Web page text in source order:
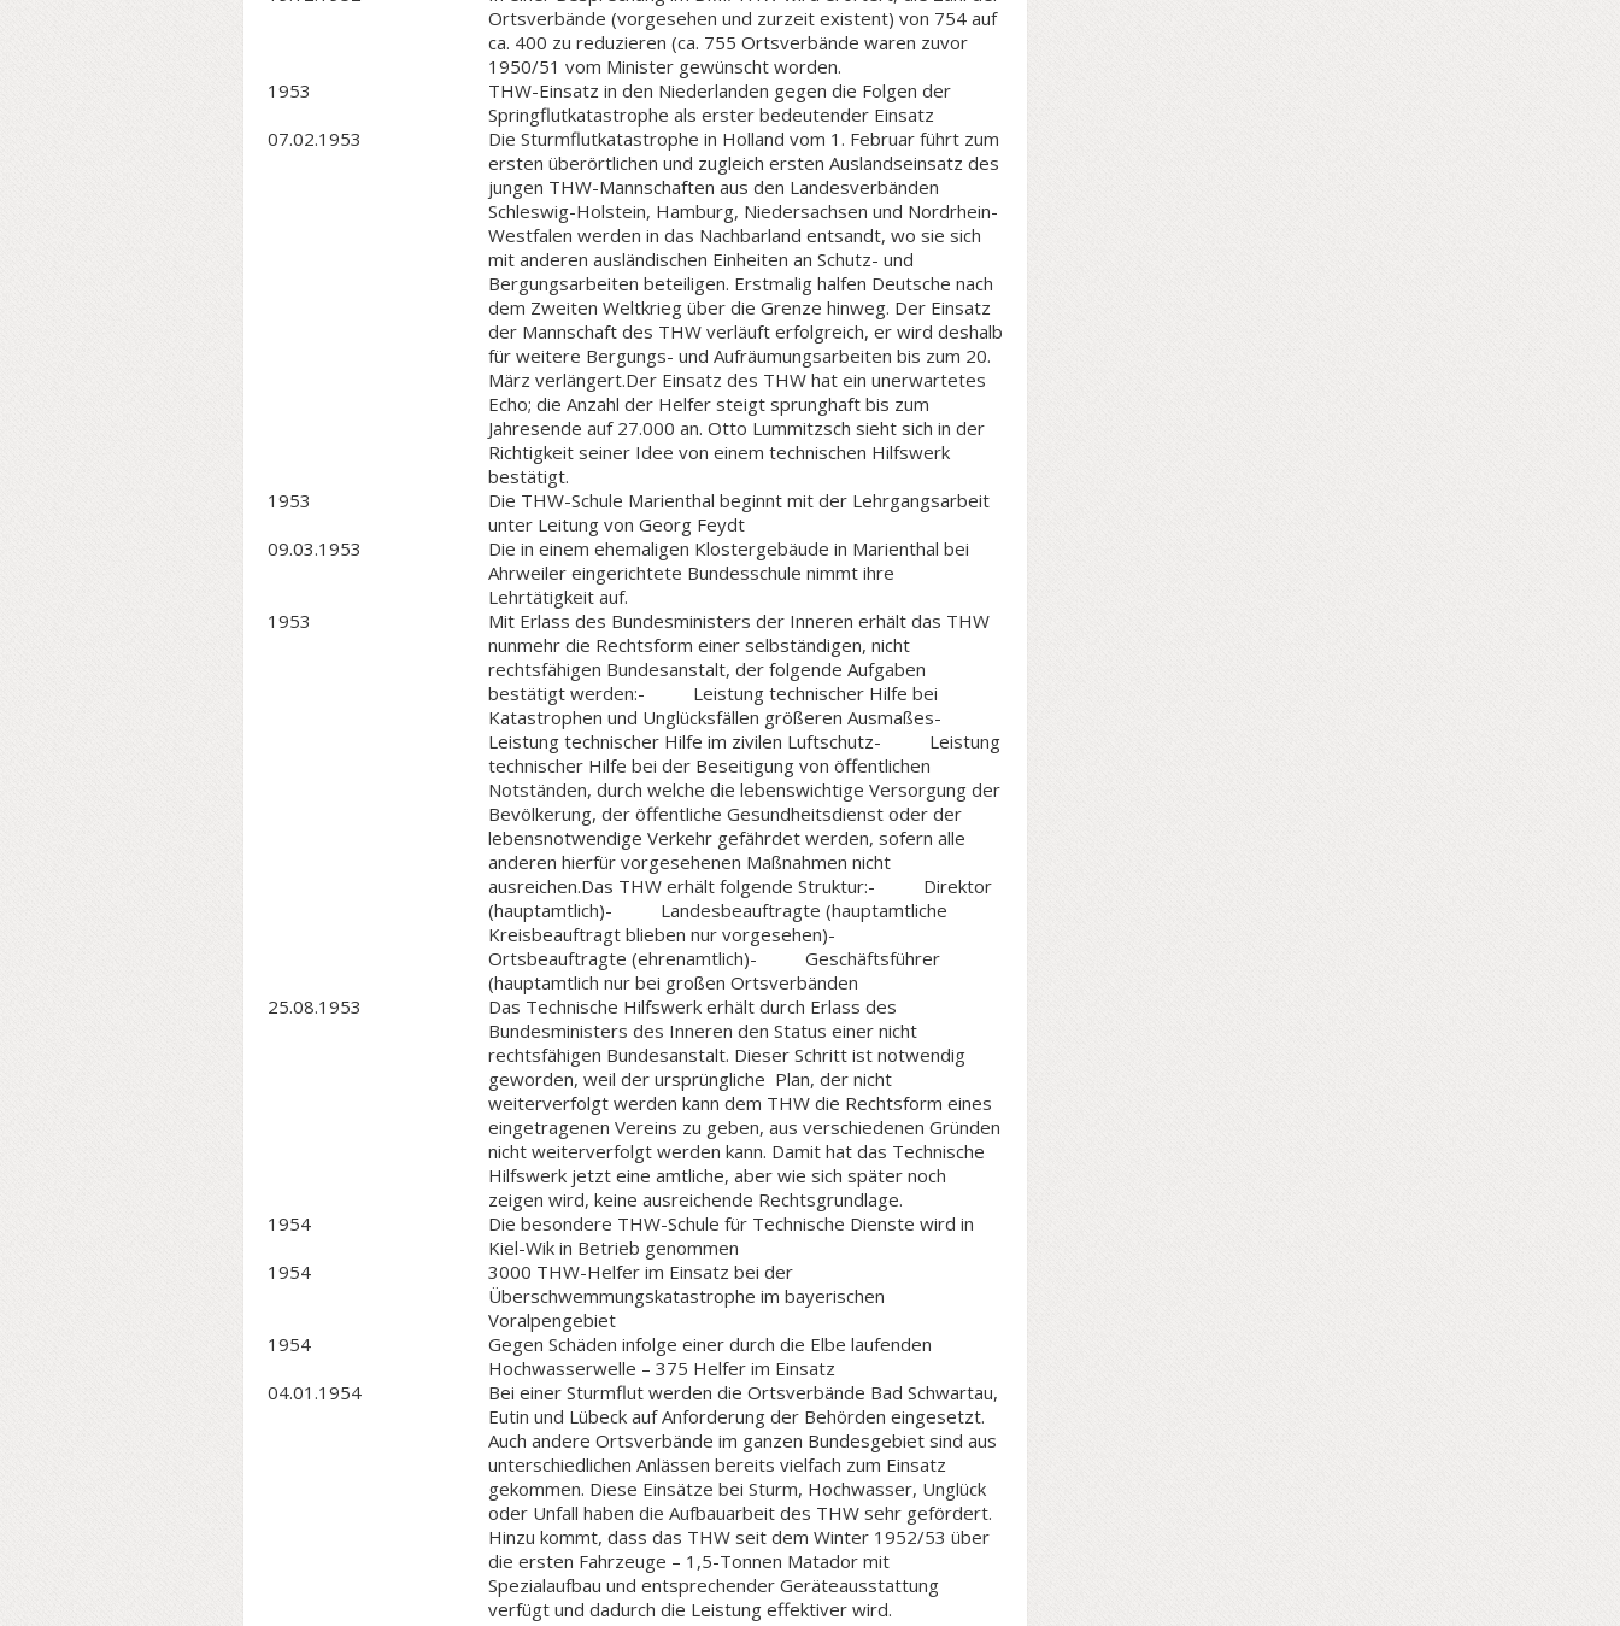
Ortsverbände (vorgesehen und zurzeit existent) von 754 auf
ca. 400 zu reduzieren (ca. 755 Ortsverbände waren zuvor
1950/51 vom Minister gewünscht worden.
1953
THW-Einsatz in den Niederlanden gegen die Folgen der
Springflutkatastrophe als erster bedeutender Einsatz
07.02.1953
Die Sturmflutkatastrophe in Holland vom 1. Februar führt zum
ersten überörtlichen und zugleich ersten Auslandseinsatz des
jungen THW-Mannschaften aus den Landesverbänden
Schleswig-Holstein, Hamburg, Niedersachsen und Nordrhein-
Westfalen werden in das Nachbarland entsandt, wo sie sich
mit anderen ausländischen Einheiten an Schutz- und
Bergungsarbeiten beteiligen. Erstmalig halfen Deutsche nach
dem Zweiten Weltkrieg über die Grenze hinweg. Der Einsatz
der Mannschaft des THW verläuft erfolgreich, er wird deshalb
für weitere Bergungs- und Aufräumungsarbeiten bis zum 20.
März verlängert.Der Einsatz des THW hat ein unerwartetes
Echo; die Anzahl der Helfer steigt sprunghaft bis zum
Jahresende auf 27.000 an. Otto Lummitzsch sieht sich in der
Richtigkeit seiner Idee von einem technischen Hilfswerk
bestätigt.
1953
Die THW-Schule Marienthal beginnt mit der Lehrgangsarbeit
unter Leitung von Georg Feydt
09.03.1953
Die in einem ehemaligen Klostergebäude in Marienthal bei
Ahrweiler eingerichtete Bundesschule nimmt ihre
Lehrtätigkeit auf.
1953
Mit Erlass des Bundesministers der Inneren erhält das THW
nunmehr die Rechtsform einer selbständigen, nicht
rechtsfähigen Bundesanstalt, der folgende Aufgaben
bestätigt werden:- Leistung technischer Hilfe bei
Katastrophen und Unglücksfällen größeren Ausmaßes-
Leistung technischer Hilfe im zivilen Luftschutz- Leistung
technischer Hilfe bei der Beseitigung von öffentlichen
Notständen, durch welche die lebenswichtige Versorgung der
Bevölkerung, der öffentliche Gesundheitsdienst oder der
lebensnotwendige Verkehr gefährdet werden, sofern alle
anderen hierfür vorgesehenen Maßnahmen nicht
ausreichen.Das THW erhält folgende Struktur:- Direktor
(hauptamtlich)- Landesbeauftragte (hauptamtliche
Kreisbeauftragt blieben nur vorgesehen)-
Ortsbeauftragte (ehrenamtlich)- Geschäftsführer
(hauptamtlich nur bei großen Ortsverbänden
25.08.1953
Das Technische Hilfswerk erhält durch Erlass des
Bundesministers des Inneren den Status einer nicht
rechtsfähigen Bundesanstalt. Dieser Schritt ist notwendig
geworden, weil der ursprüngliche Plan, der nicht
weiterverfolgt werden kann dem THW die Rechtsform eines
eingetragenen Vereins zu geben, aus verschiedenen Gründen
nicht weiterverfolgt werden kann. Damit hat das Technische
Hilfswerk jetzt eine amtliche, aber wie sich später noch
zeigen wird, keine ausreichende Rechtsgrundlage.
1954
Die besondere THW-Schule für Technische Dienste wird in
Kiel-Wik in Betrieb genommen
1954
3000 THW-Helfer im Einsatz bei der
Überschwemmungskatastrophe im bayerischen
Voralpengebiet
1954
Gegen Schäden infolge einer durch die Elbe laufenden
Hochwasserwelle – 375 Helfer im Einsatz
04.01.1954
Bei einer Sturmflut werden die Ortsverbände Bad Schwartau,
Eutin und Lübeck auf Anforderung der Behörden eingesetzt.
Auch andere Ortsverbände im ganzen Bundesgebiet sind aus
unterschiedlichen Anlässen bereits vielfach zum Einsatz
gekommen. Diese Einsätze bei Sturm, Hochwasser, Unglück
oder Unfall haben die Aufbauarbeit des THW sehr gefördert.
Hinzu kommt, dass das THW seit dem Winter 1952/53 über
die ersten Fahrzeuge – 1,5-Tonnen Matador mit
Spezialaufbau und entsprechender Geräteausstattung
verfügt und dadurch die Leistung effektiver wird.